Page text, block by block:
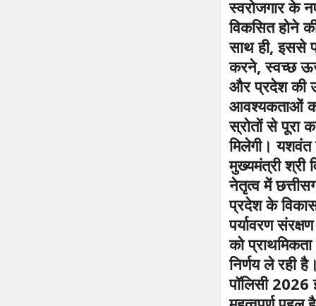
स्वरोजगार के
विकसित होने
साथ ही, इससे
करने, स्वच्छ
और प्रदेश की
आवश्यकताओं
स्रोतों से पूरा
मिलेगी।
मुख्यमंत्री श्री
नेतृत्व में
प्रदेश के
पर्यावरण
को
निर्णय ले रही
पॉलिसी 2026